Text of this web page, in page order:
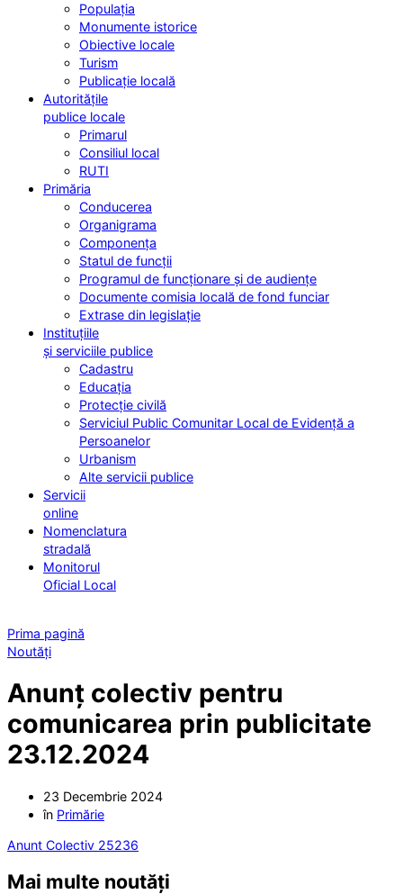
Populația
Monumente istorice
Obiective locale
Turism
Publicație locală
Autoritățile
publice locale
Primarul
Consiliul local
RUTI
Primăria
Conducerea
Organigrama
Componența
Statul de funcții
Programul de funcționare și de audiențe
Documente comisia locală de fond funciar
Extrase din legislație
Instituțiile
și serviciile publice
Cadastru
Educația
Protecție civilă
Serviciul Public Comunitar Local de Evidență a
Persoanelor
Urbanism
Alte servicii publice
Servicii
online
Nomenclatura
stradală
Monitorul
Oficial Local
Prima pagină
Noutăți
Anunț colectiv pentru
comunicarea prin publicitate
23.12.2024
23 Decembrie 2024
în Primărie
Anunt Colectiv 25236
Mai multe noutăți